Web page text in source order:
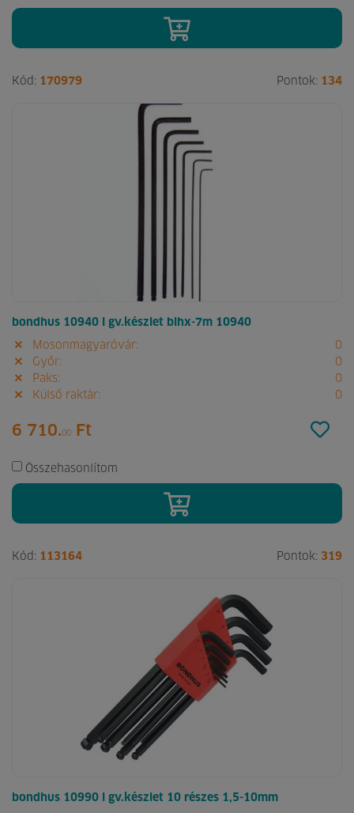
Kód: 170979 Pontok: 134
bondhus 10940 l gv.készlet blhx-7m 10940
Mosonmagyaróvár:
0
Győr:
0
Paks:
0
Külső raktár:
0
6 710.00 Ft
Összehasonlítom
Kód: 113164 Pontok: 319
bondhus 10990 l gv.készlet 10 részes 1,5-10mm